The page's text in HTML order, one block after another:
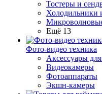
Тостеры и
Холодильники
Ещё 13
Фото-видео техника
Аксессуары
Видеокамеры
Фотоаппараты
Экшн-камеры